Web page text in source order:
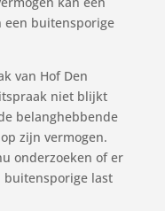
een buitensporige
van Hof Den
niet blijkt
belanghebbende
zijn vermogen.
onderzoeken of er
buitensporige last